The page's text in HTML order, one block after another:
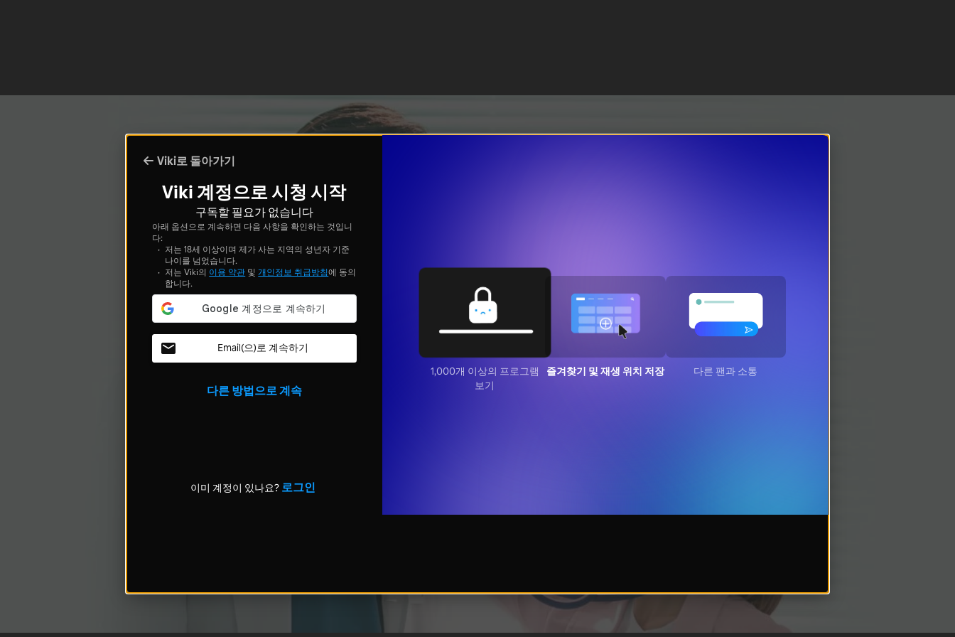
Viki로 돌아가기
Viki 계정으로 시청 시작
구독할 필요가 없습니다
아래 옵션으로 계속하면 다음 사항을 확인하는 것입니
다:
저는 18세 이상이며 제가 사는 지역의 성년자 기준
나이를 넘었습니다.
저는 Viki의 이용 약관 및 개인정보 취급방침에 동의
합니다.
Email(으)로 계속하기
다른 방법으로 계속
이미 계정이 있나요? 로그인
1,000개 이상의 프로그램
보기
즐겨찾기 및 재생 위치 저장 다른 팬과 소통